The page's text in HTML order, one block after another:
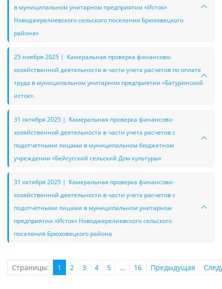
в муниципальном унитарном предприятии «Исток»
Новоджерелиевского сельского поселения Брюховецкого
района»
25 ноября 2025 | Камеральная проверка финансово-
хозяйственной деятельности в части учета расчетов по оплате
труда в муниципальном унитарном предприятии «Батуринский
исток».
31 октября 2025 | Камеральная проверка финансово-
хозяйственной деятельности в части учета расчетов с
подотчетными лицами в муниципальном бюджетном
учреждении «Бейсугский сельский Дом культуры»
31 октября 2025 | Камеральная проверка финансово-
хозяйственной деятельности в части учета расчетов с
подотчетными лицами в муниципальном унитарном
предприятии «Исток» Новоджерелиевского сельского
поселения Брюховецкого района
Страницы: 1 2 3 4 5 ... 16 Предыдущая